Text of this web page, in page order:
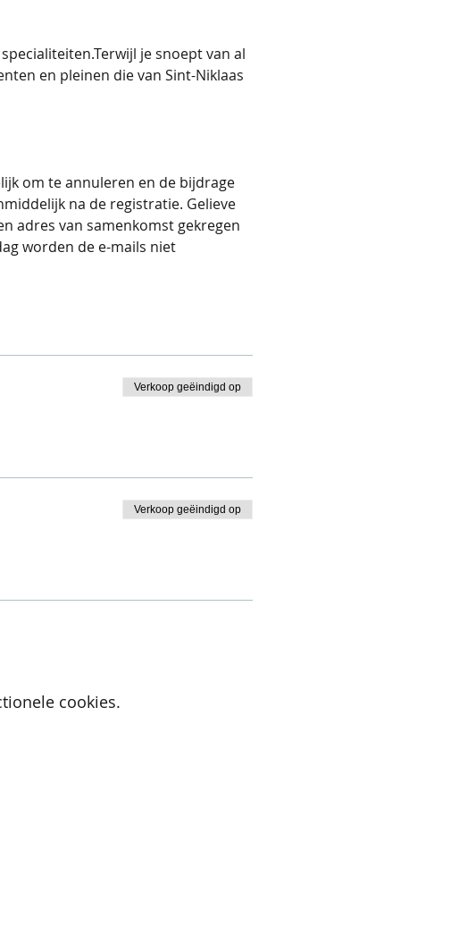
je snoept van al
en pleinen die van Sint-Niklaas
om te annuleren en de bijdrage
na de registratie. Gelieve
adres van samenkomst gekregen
worden de e-mails niet
Verkoop geëindigd op
Verkoop geëindigd op
cookies.